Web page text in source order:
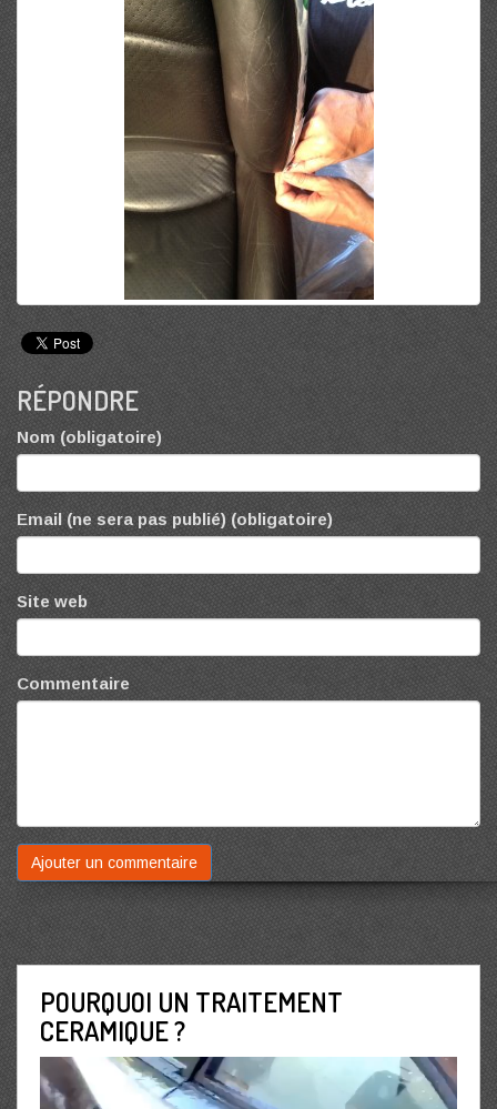
RÉPONDRE
Nom (obligatoire)
Email (ne sera pas publié) (obligatoire)
Site web
Commentaire
POURQUOI UN TRAITEMENT
CERAMIQUE ?
Lecteur
vidéo